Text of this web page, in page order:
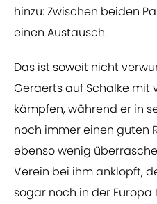
hinzu: Zwischen beiden
einen Austausch.
Das ist soweit nicht
Geraerts auf Schalke mit
kämpfen, während er in
noch immer einen guten
ebenso wenig
Verein bei ihm anklopft,
sogar noch in der